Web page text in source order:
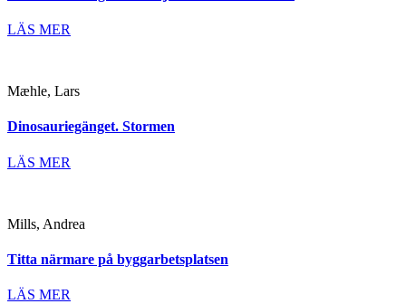
LÄS MER
Mæhle, Lars
Dinosauriegänget. Stormen
LÄS MER
Mills, Andrea
Titta närmare på byggarbetsplatsen
LÄS MER